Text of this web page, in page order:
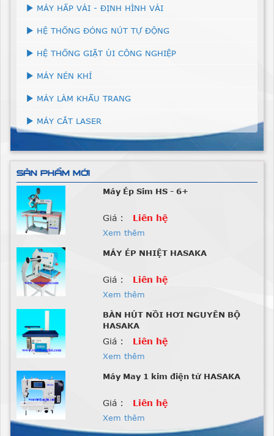
MÁY HẤP VẢI - ĐỊNH HÌNH VẢI
HỆ THỐNG ĐÓNG NÚT TỰ ĐỘNG
HỆ THỐNG GIẶT ỦI CÔNG NGHIỆP
MÁY NÉN KHÍ
MÁY LÀM KHẨU TRANG
MÁY CẮT LASER
SẢN PHẨM MỚI
Máy Ép Sim HS - 6+
Giá : Liên hệ
Xem thêm
MÁY ÉP NHIỆT HASAKA
Giá : Liên hệ
Xem thêm
BÀN HÚT NỒI HƠI NGUYÊN BỘ
HASAKA
Giá : Liên hệ
Xem thêm
Máy May 1 kim điện tử HASAKA
Giá : Liên hệ
Xem thêm